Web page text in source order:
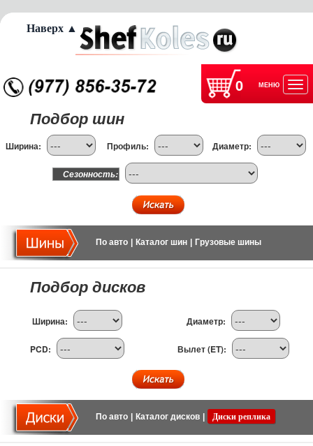
0 МЕНЮ
Подбор шин
Ширина: Профиль: Диаметр:
Сезонность:
По авто Каталог шин Грузовые шины
Подбор дисков
Ширина: Диаметр:
PCD: Вылет (ET):
По авто Каталог дисков Диски реплика
Наверх ▲